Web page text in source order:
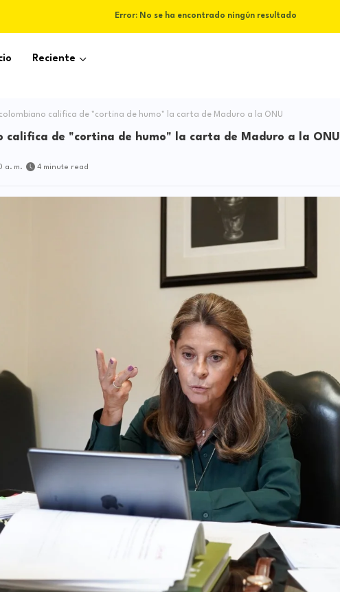
Error: No se ha encontrado ningún resultado
Reciente
califica de "cortina de humo" la carta de Maduro a la ONU
califica de "cortina de humo" la carta de Maduro a la ONU
a. m.
4 minute read